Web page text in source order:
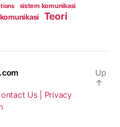
sistem komunikasi
Teori
Us | Privacy
Up
↑